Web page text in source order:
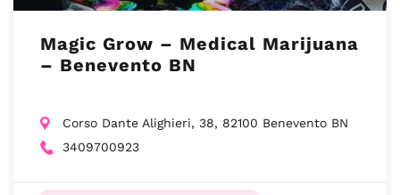
Magic Grow – Medical Marijuana
– Benevento BN
Corso Dante Alighieri, 38, 82100 Benevento BN
3409700923